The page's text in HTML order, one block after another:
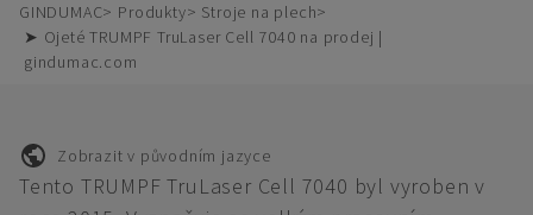
GINDUMAC Produkty
Stroje na plech
➤ Ojeté TRUMPF TruLaser Cell 7040 na prodej |
gindumac.com
Zobrazit v původním jazyce
Tento TRUMPF TruLaser Cell 7040 byl vyroben v